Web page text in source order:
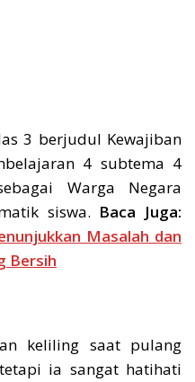
3 berjudul Kewajiban
4 subtema 4
Warga Negara
siswa. Baca Juga:
Masalah dan
Bersih
keliling saat pulang
ia sangat hatihati